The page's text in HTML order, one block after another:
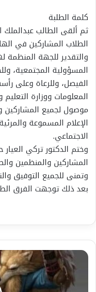
كلمة الطلبة
ثم ألقى الطالب عبدالملك
الطلاب المشاركين في
والتقدير للجهة
المسؤولية المجتمعية،
الفيصل، وللرعاة وعلى
المعلومات ووزارة
موصول لجميع المشاركين
الإعلام المسموعة
الاجتماعي.
وختم الدكتور تركي
المشاركين والمنظمين
وتمنى للجميع التوفيق
بعد ذلك توجهت الفرق
سدير_الصياد
-الجزء
الثاني